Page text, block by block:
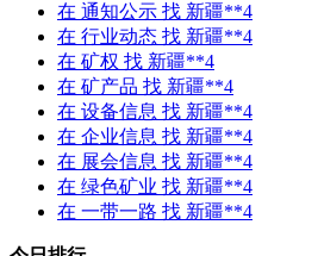
在 通知公示 找 新疆**4
在 行业动态 找 新疆**4
在 矿权 找 新疆**4
在 矿产品 找 新疆**4
在 设备信息 找 新疆**4
在 企业信息 找 新疆**4
在 展会信息 找 新疆**4
在 绿色矿业 找 新疆**4
在 一带一路 找 新疆**4